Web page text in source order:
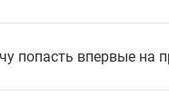
попасть впервые на